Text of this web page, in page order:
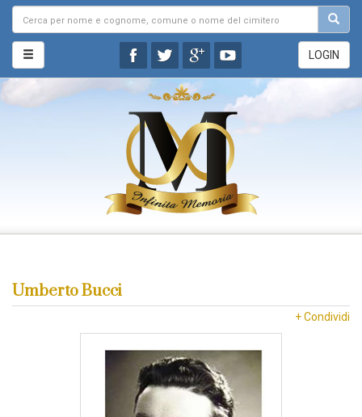
LOGIN
Umberto Bucci
+ Condividi